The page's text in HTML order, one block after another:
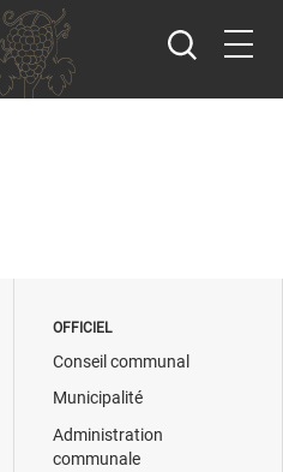
OFFICIEL
Conseil communal
Municipalité
Administration
communale